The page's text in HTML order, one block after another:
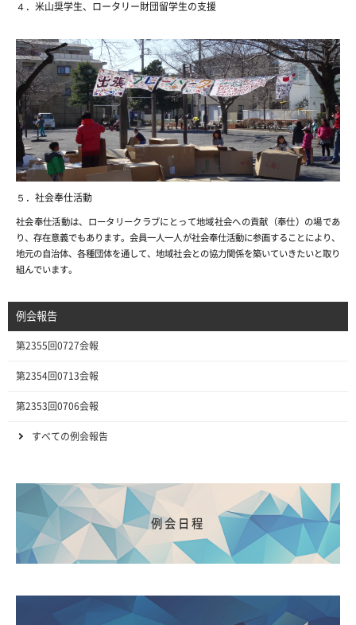
４．米山奨学生、ロータリー財団留学生の支援
５．社会奉仕活動
社会奉仕活動は、ロータリークラブにとって地域社会への貢献（奉仕）の場であ
り、存在意義でもあります。会員一人一人が社会奉仕活動に参画することにより、
地元の自治体、各種団体を通して、地域社会との協力関係を築いていきたいと取り
組んでいます。
例会報告
第2355回0727会報
第2354回0713会報
第2353回0706会報
すべての例会報告
例会日程